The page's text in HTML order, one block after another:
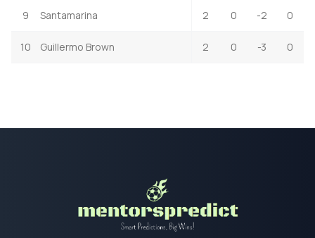
9 Santamarina 2 0 -2 0
10 Guillermo Brown 2 0 -3 0